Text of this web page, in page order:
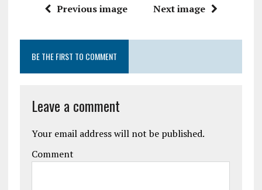
Previous image Next image
BE THE FIRST TO COMMENT
Leave a comment
Your email address will not be published.
Comment